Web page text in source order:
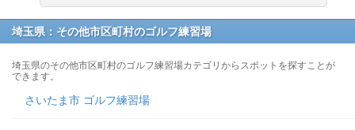
埼玉県：その他市区町村のゴルフ練習場
埼玉県のその他市区町村のゴルフ練習場カテゴリからスポットを探すことが
できます。
さいたま市 ゴルフ練習場